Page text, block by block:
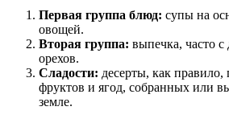
Первая группа блюд: супы на
овощей.
Вторая группа: выпечка, часто
орехов.
Сладости: десерты, как
фруктов и ягод, собранных или
земле.